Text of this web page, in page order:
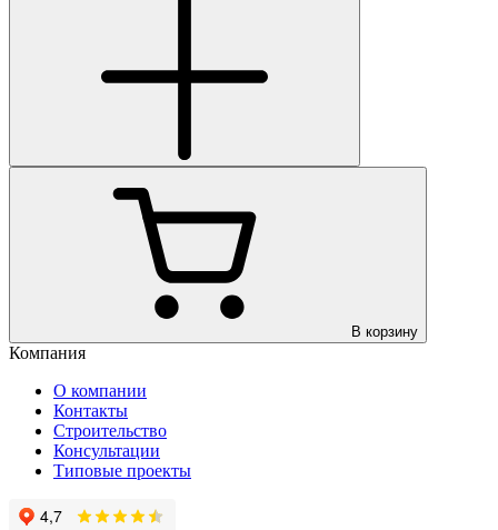
В корзину
Компания
О компании
Контакты
Строительство
Консультации
Типовые проекты